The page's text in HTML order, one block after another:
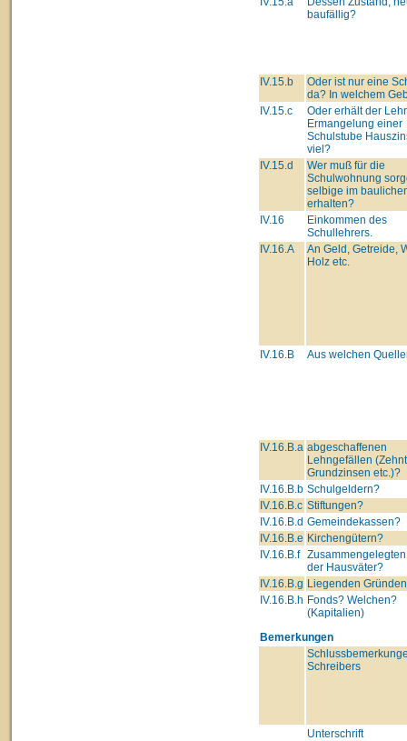
baufällig?
IV.15.b
Oder ist nur eine
da? In welchem
IV.15.c
Oder erhält der
Ermangelung einer
Schulstube
viel?
IV.15.d
Wer muß für die
Schulwohnung
selbige im
erhalten?
IV.16
Einkommen des
Schullehrers.
IV.16.A
An Geld, Getreide,
Holz etc.
IV.16.B Aus welchen
IV.16.B.a abgeschaffenen
Lehngefällen
Grundzinsen etc.)?
IV.16.B.b Schulgeldern?
IV.16.B.c Stiftungen?
IV.16.B.d Gemeindekassen?
IV.16.B.e Kirchengütern?
IV.16.B.f
der Hausväter?
IV.16.B.g Liegenden
IV.16.B.h Fonds? Welchen?
(Kapitalien)
Bemerkungen
Schreibers
Unterschrift